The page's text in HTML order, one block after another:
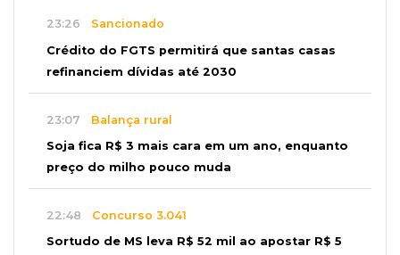
23:26 Sancionado
Crédito do FGTS permitirá que santas casas
refinanciem dívidas até 2030
23:07 Balança rural
Soja fica R$ 3 mais cara em um ano, enquanto
preço do milho pouco muda
22:48 Concurso 3.041
Sortudo de MS leva R$ 52 mil ao apostar R$ 5